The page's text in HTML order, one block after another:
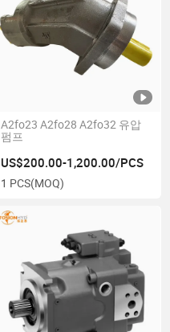
A2fo23 A2fo28 A2fo32 유압
펌프
US$200.00-1,200.00/PCS
1 PCS(MOQ)